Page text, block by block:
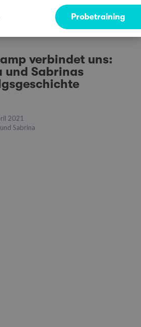
Probetraining
verbindet uns:
und Sabrinas
2021
Sabrina